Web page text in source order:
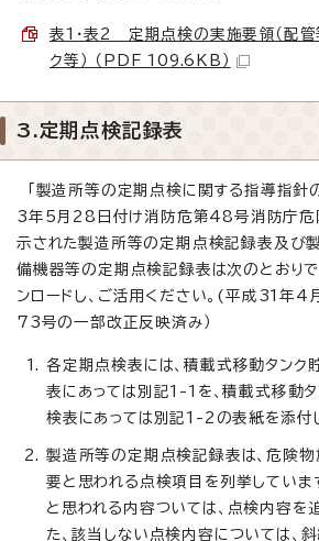
表1・表2 定期点検の実施要領（配管
ク等） （PDF 109.6KB）
3.定期点検記録表
「製造所等の定期点検に関する指導指針
3年5月28日付け消防危第48号消防庁危
示された製造所等の定期点検記録表及び
備機器等の定期点検記録表は次のとおりで
ンロードし、ご活用ください。(平成31年
73号の一部改正反映済み）
各定期点検表には、積載式移動タンク
表にあっては別記1-1を、積載式移動
検表にあっては別記1-2の表紙を添付
製造所等の定期点検記録表は、危険
要と思われる点検項目を列挙していま
と思われる内容ついては、点検内容を
た、該当しない点検内容については、